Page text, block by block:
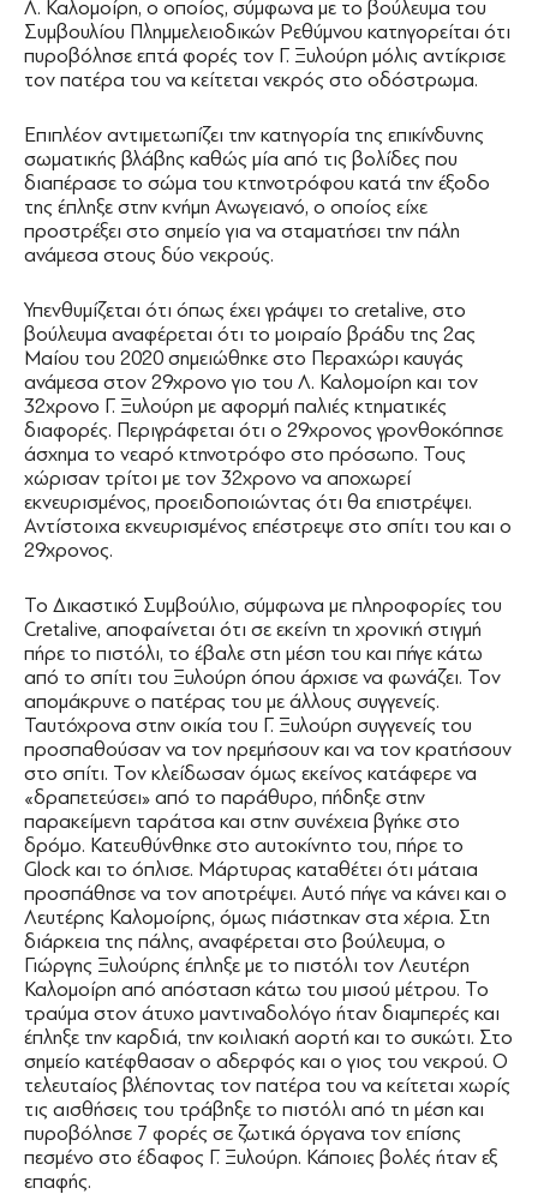
Λ. Καλομοίρη, ο οποίος, σύμφωνα με το βούλευμα του
Συμβουλίου Πλημμελειοδικών Ρεθύμνου κατηγορείται ότι
πυροβόλησε επτά φορές τον Γ. Ξυλούρη μόλις αντίκρισε
τον πατέρα του να κείτεται νεκρός στο οδόστρωμα.
Επιπλέον αντιμετωπίζει την κατηγορία της επικίνδυνης
σωματικής βλάβης καθώς μία από τις βολίδες που
διαπέρασε το σώμα του κτηνοτρόφου κατά την έξοδο
της έπληξε στην κνήμη Ανωγειανό, ο οποίος είχε
προστρέξει στο σημείο για να σταματήσει την πάλη
ανάμεσα στους δύο νεκρούς.
Υπενθυμίζεται ότι όπως έχει γράψει το cretalive, στο
βούλευμα αναφέρεται ότι το μοιραίο βράδυ της 2ας
Μαίου του 2020 σημειώθηκε στο Περαχώρι καυγάς
ανάμεσα στον 29χρονο γιο του Λ. Καλομοίρη και τον
32χρονο Γ. Ξυλούρη με αφορμή παλιές κτηματικές
διαφορές. Περιγράφεται ότι ο 29χρονος γρονθοκόπησε
άσχημα το νεαρό κτηνοτρόφο στο πρόσωπο. Τους
χώρισαν τρίτοι με τον 32χρονο να αποχωρεί
εκνευρισμένος, προειδοποιώντας ότι θα επιστρέψει.
Αντίστοιχα εκνευρισμένος επέστρεψε στο σπίτι του και ο
29χρονος.
Το Δικαστικό Συμβούλιο, σύμφωνα με πληροφορίες του
Cretalive, αποφαίνεται ότι σε εκείνη τη χρονική στιγμή
πήρε το πιστόλι, το έβαλε στη μέση του και πήγε κάτω
από το σπίτι του Ξυλούρη όπου άρχισε να φωνάζει. Τον
απομάκρυνε ο πατέρας του με άλλους συγγενείς.
Ταυτόχρονα στην οικία του Γ. Ξυλούρη συγγενείς του
προσπαθούσαν να τον ηρεμήσουν και να τον κρατήσουν
στο σπίτι. Τον κλείδωσαν όμως εκείνος κατάφερε να
«δραπετεύσει» από το παράθυρο, πήδηξε στην
παρακείμενη ταράτσα και στην συνέχεια βγήκε στο
δρόμο. Κατευθύνθηκε στο αυτοκίνητο του, πήρε το
Glock και το όπλισε. Μάρτυρας καταθέτει ότι μάταια
προσπάθησε να τον αποτρέψει. Αυτό πήγε να κάνει και ο
Λευτέρης Καλομοίρης, όμως πιάστηκαν στα χέρια. Στη
διάρκεια της πάλης, αναφέρεται στο βούλευμα, ο
Γιώργης Ξυλούρης έπληξε με το πιστόλι τον Λευτέρη
Καλομοίρη από απόσταση κάτω του μισού μέτρου. Το
τραύμα στον άτυχο μαντιναδολόγο ήταν διαμπερές και
έπληξε την καρδιά, την κοιλιακή αορτή και το συκώτι. Στο
σημείο κατέφθασαν ο αδερφός και ο γιος του νεκρού. Ο
τελευταίος βλέποντας τον πατέρα του να κείτεται χωρίς
τις αισθήσεις του τράβηξε το πιστόλι από τη μέση και
πυροβόλησε 7 φορές σε ζωτικά όργανα τον επίσης
πεσμένο στο έδαφος Γ. Ξυλούρη. Κάποιες βολές ήταν εξ
επαφής.